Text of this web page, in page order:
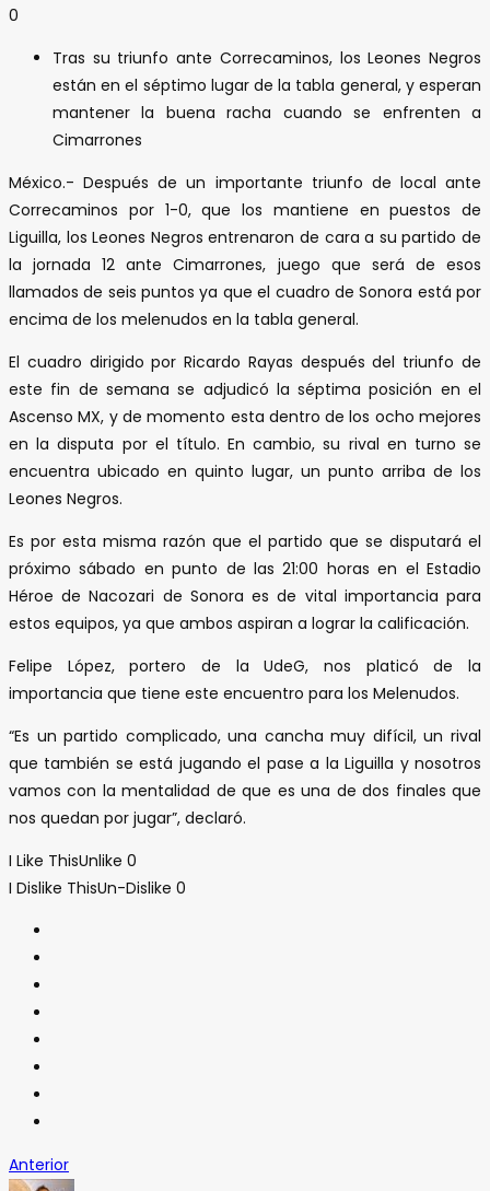
0
Tras su triunfo ante Correcaminos, los Leones Negros
están en el séptimo lugar de la tabla general, y esperan
mantener la buena racha cuando se enfrenten a
Cimarrones
México.- Después de un importante triunfo de local ante
Correcaminos por 1-0, que los mantiene en puestos de
Liguilla, los Leones Negros entrenaron de cara a su partido de
la jornada 12 ante Cimarrones, juego que será de esos
llamados de seis puntos ya que el cuadro de Sonora está por
encima de los melenudos en la tabla general.
El cuadro dirigido por Ricardo Rayas después del triunfo de
este fin de semana se adjudicó la séptima posición en el
Ascenso MX, y de momento esta dentro de los ocho mejores
en la disputa por el título. En cambio, su rival en turno se
encuentra ubicado en quinto lugar, un punto arriba de los
Leones Negros.
Es por esta misma razón que el partido que se disputará el
próximo sábado en punto de las 21:00 horas en el Estadio
Héroe de Nacozari de Sonora es de vital importancia para
estos equipos, ya que ambos aspiran a lograr la calificación.
Felipe López, portero de la UdeG, nos platicó de la
importancia que tiene este encuentro para los Melenudos.
“Es un partido complicado, una cancha muy difícil, un rival
que también se está jugando el pase a la Liguilla y nosotros
vamos con la mentalidad de que es una de dos finales que
nos quedan por jugar”, declaró.
I Like ThisUnlike 0
I Dislike ThisUn-Dislike 0
Anterior